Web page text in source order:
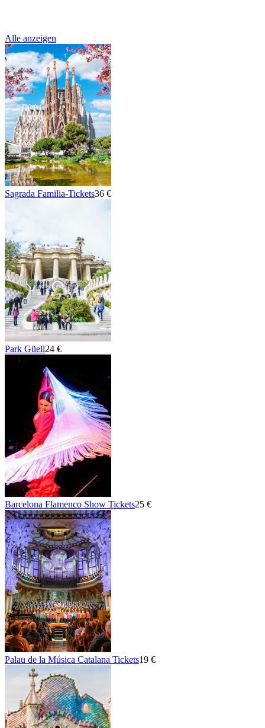
Alle anzeigen
Sagrada Familia-Tickets36 €
Park Güell24 €
Barcelona Flamenco Show Tickets25 €
Palau de la Música Catalana Tickets19 €